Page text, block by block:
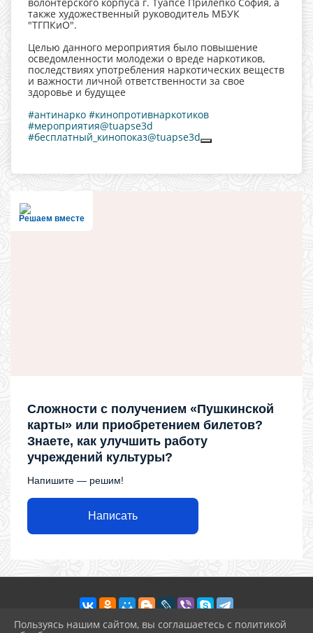
также художественный руководитель МБУК
"ТГПКиО".
Целью данного мероприятия было повышение
осведомленности молодежи о вреде наркотиков,
последствиях употребления наркотических веществ
и важности личной ответственности за свое
здоровье и будущее
#антинарко #кинопротивнаркотиков
#мероприятия@tuapse3d
#бесплатный_кинопоказ@tuapse3d
Решаем вместе
Сложности с получением «Пушкинской
карты» или приобретением билетов?
Знаете, как улучшить работу
учреждений культуры?
Напишите — решим!
Написать
Пользуясь нашим сайтом, вы соглашаетесь с политикой